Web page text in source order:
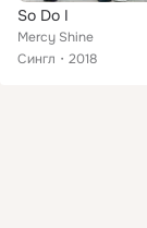
So Do I
Mercy Shine
Сингл
2018